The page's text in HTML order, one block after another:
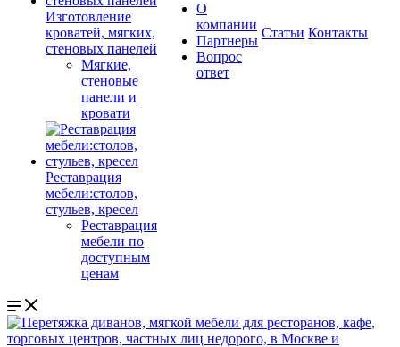
Изготовление
кроватей, мягких,
стеновых панелей
Мягкие,
стеновые
панели и
кровати
Реставрация
мебели:столов,
стульев, кресел
Реставрация
мебели по
доступным
ценам
О
компании
Партнеры
Вопрос
ответ
Cтатьи Контакты